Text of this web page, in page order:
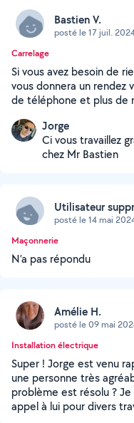
Bastien V.
posté le 17 juil.
Carrelage
Si vous avez besoin de
vous donnera un rendez
de téléphone et plus de
Jorge
Ci vous travaillez
chez Mr Bastien
Utilisateur
posté le 14 mai
Maçonnerie
N’a pas répondu
Amélie H.
posté le 09 mai
Installation électrique
Super ! Jorge est venu
une personne très
problème est résolu ?
appel à lui pour divers